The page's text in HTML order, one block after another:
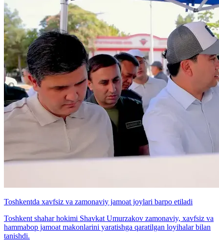
Toshkentda xavfsiz va zamonaviy jamoat joylari barpo etiladi
Toshkent shahar hokimi Shavkat Umurzakov zamonaviy, xavfsiz va
hammabop jamoat makonlarini yaratishga qaratilgan loyihalar bilan
tanishdi.